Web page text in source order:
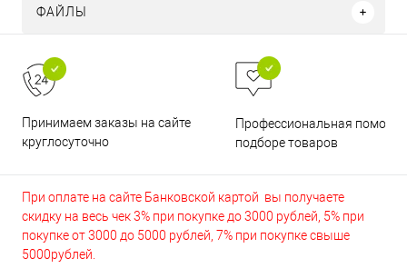
ФАЙЛЫ
Принимаем заказы на сайте
круглосуточно
Профессиональная помощь
подборе товаров
При оплате на сайте Банковской картой вы получаете
скидку на весь чек 3% при покупке до 3000 рублей, 5% при
покупке от 3000 до 5000 рублей, 7% при покупке свыше
5000рублей.